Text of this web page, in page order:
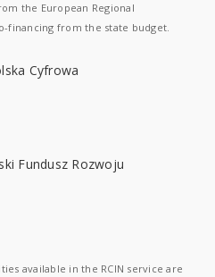
the European Regional
financing from the state budget.
available in the RCIN service are